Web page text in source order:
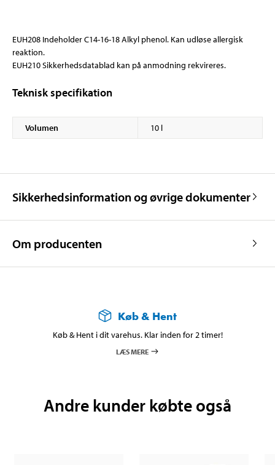
EUH208 Indeholder C14-16-18 Alkyl phenol. Kan udløse allergisk
reaktion.
EUH210 Sikkerhedsdatablad kan på anmodning rekvireres.
Teknisk specifikation
Volumen 10 l
Sikkerhedsinformation og øvrige dokumenter
Om producenten
Køb & Hent
Køb & Hent i dit varehus. Klar inden for 2 timer!
LÆS MERE
Andre kunder købte også